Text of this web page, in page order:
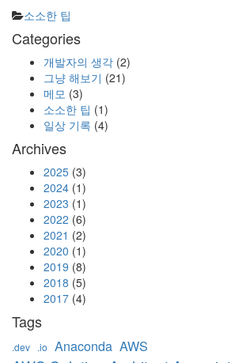
Categories
소소한 팁
Categories
개발자의 생각 (2)
그냥 해보기 (21)
메모 (3)
소소한 팁 (1)
일상 기록 (4)
Archives
2025 (3)
2024 (1)
2023 (1)
2022 (6)
2021 (2)
2020 (1)
2019 (8)
2018 (5)
2017 (4)
Tags
.dev .io Anaconda AWS